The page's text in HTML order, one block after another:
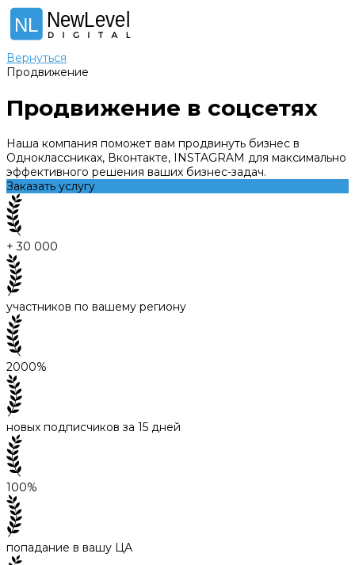
NewLevel
NL
Вернуться
Продвижение
Продвижение в соцсетях
Наша компания поможет вам продвинуть бизнес в
Одноклассниках, Вконтакте, INSTAGRAM для максимально
эффективного решения ваших бизнес-задач.
Заказать услугу
+ 30 000
участников по вашему региону
2000%
новых подписчиков за 15 дней
100%
попадание в вашу ЦА